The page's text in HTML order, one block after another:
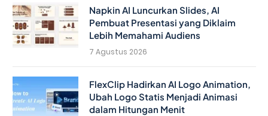
Napkin AI Luncurkan Slides, AI
Pembuat Presentasi yang Diklaim
Lebih Memahami Audiens
7 Agustus 2026
FlexClip Hadirkan AI Logo Animation,
Ubah Logo Statis Menjadi Animasi
dalam Hitungan Menit